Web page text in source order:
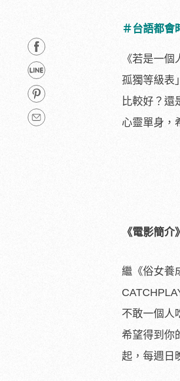
＃台語都會
《若是一
孤獨等級表
比較好？還
心靈單身，
《電影簡介》
繼《俗女養
不敢一個人
希望得到你
起，每週日